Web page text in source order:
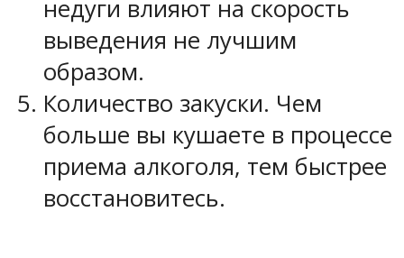
недуги влияют на скорость
выведения не лучшим
образом.
Количество закуски. Чем
больше вы кушаете в процессе
приема алкоголя, тем быстрее
восстановитесь.